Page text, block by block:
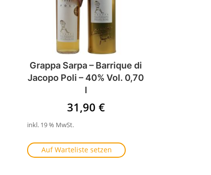
Grappa Sarpa – Barrique di
Jacopo Poli – 40% Vol. 0,70
l
31,90 €
inkl. 19 % MwSt.
Auf Warteliste setzen